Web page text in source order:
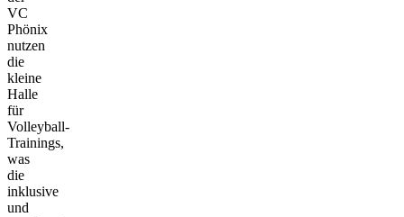
VC
Phönix
nutzen
die
kleine
Halle
für
Volleyball-
Trainings,
was
die
inklusive
und